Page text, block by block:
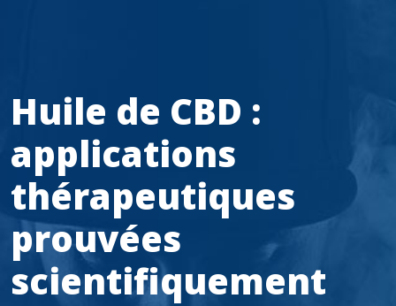
Huile de CBD :
applications
thérapeutiques
prouvées
scientifiquement